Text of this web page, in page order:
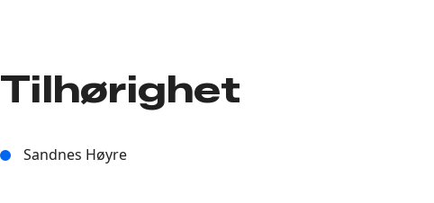
Tilhørighet
Sandnes Høyre